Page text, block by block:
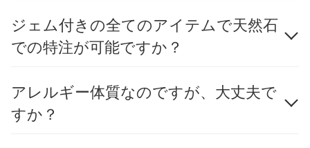
ジェム付きの全てのアイテムで天然石
での特注が可能ですか？
アレルギー体質なのですが、大丈夫で
すか？